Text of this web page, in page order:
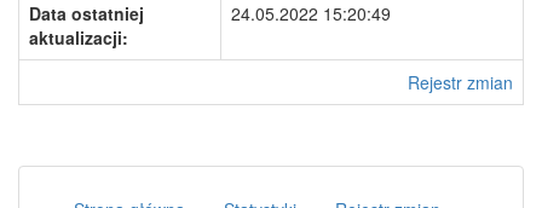
Data ostatniej
aktualizacji:
24.05.2022 15:20:49
Rejestr zmian